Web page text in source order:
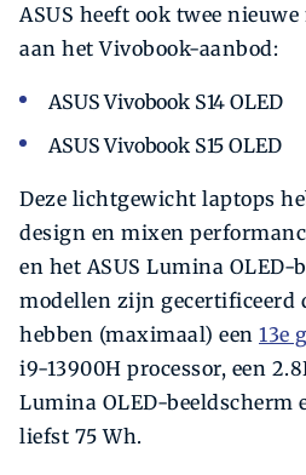
ASUS heeft ook twee
aan het Vivobook-aanbod:
ASUS Vivobook S14 OLED
ASUS Vivobook S15 OLED
Deze lichtgewicht laptops
design en mixen
en het ASUS Lumina OLED-
modellen zijn gecertificeerd
hebben (maximaal) een 13e
i9-13900H processor, een
Lumina OLED-beeldscherm
liefst 75 Wh.